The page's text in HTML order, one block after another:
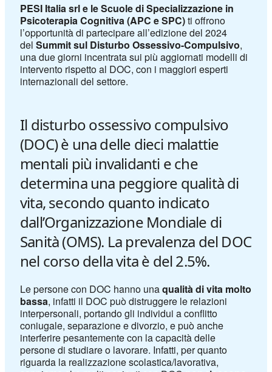
PESI Italia srl e le Scuole di Specializzazione in
Psicoterapia Cognitiva (APC e SPC)ti offrono
l’opportunità di partecipare all’edizione del 2024
delSummit sul Disturbo Ossessivo-Compulsivo,
una due giorni incentrata sui più aggiornati modelli di
intervento rispetto al DOC, con i maggiori esperti
internazionali del settore.
Il disturbo ossessivo compulsivo
(DOC) è una delle dieci malattie
mentali più invalidanti e che
determina una peggiore qualità di
vita, secondo quanto indicato
dall’Organizzazione Mondiale di
Sanità (OMS). La prevalenza del DOC
nel corso della vita è del 2.5%.
Le persone con DOC hanno unaqualità di vita molto
bassa, infatti il DOC può distruggere le relazioni
interpersonali, portando gli individui a conflitto
coniugale, separazione e divorzio, e può anche
interferire pesantemente con la capacità delle
persone di studiare o lavorare. Infatti, per quanto
riguarda la realizzazione scolastica/lavorativa,